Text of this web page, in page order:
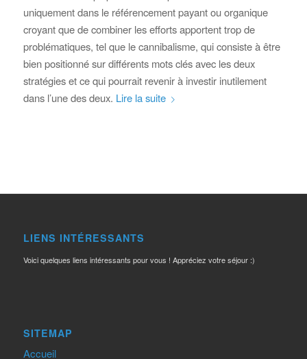
uniquement dans le référencement payant ou organique
croyant que de combiner les efforts apportent trop de
problématiques, tel que le cannibalisme, qui consiste à être
bien positionné sur différents mots clés avec les deux
stratégies et ce qui pourrait revenir à investir inutilement
dans l’une des deux. Lire la suite
LIENS INTÉRESSANTS
Voici quelques liens intéressants pour vous ! Appréciez votre séjour :)
SITEMAP
Accueil